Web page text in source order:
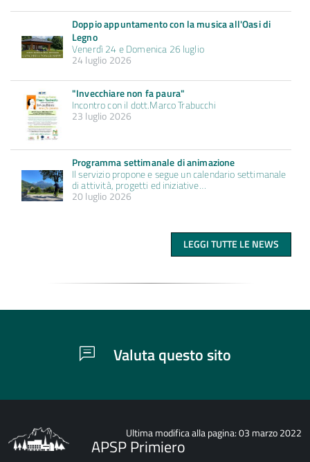
Doppio appuntamento con la musica all'Oasi di
Legno
Venerdì 24 e Domenica 26 luglio
24 luglio 2026
"Invecchiare non fa paura"
Incontro con il dott.Marco Trabucchi
23 luglio 2026
Programma settimanale di animazione
Il servizio propone e segue un calendario settimanale
di attività, progetti ed iniziative…
20 luglio 2026
LEGGI TUTTE LE NEWS
Valuta questo sito
Ultima modifica alla pagina: 03 marzo 2022
APSP Primiero